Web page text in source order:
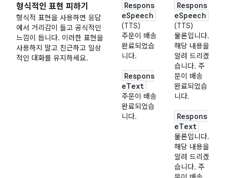
형식적인 표현 피하기
형식적 표현을 사용하면 응답
에서 거리감이 들고 공식적인
느낌이 듭니다. 이러한 표현을
사용하지 말고 친근하고 일상
적인 대화를 유지하세요.
Respons
eSpeech
(TTS)
주문이 배송
완료되었습
니다.
Respons
eText
주문이 배송
완료되었습
니다.
Respons
eSpeech
(TTS)
물론입니다.
해당 내용을
알려 드리겠
습니다. 주
문이 배송
완료되었습
니다.
Respons
eText
물론입니다.
해당 내용을
알려 드리겠
습니다. 주